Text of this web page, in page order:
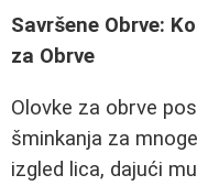
Savršene Obrve:
za Obrve
Olovke za obrve
šminkanja za
izgled lica, dajući